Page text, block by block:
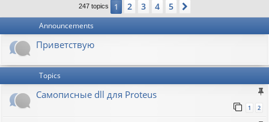
h
g
i
u
247 topics 1 2 3 4 5
Announcements
Приветствую
Topics
Самописные dll для Proteus
1 2